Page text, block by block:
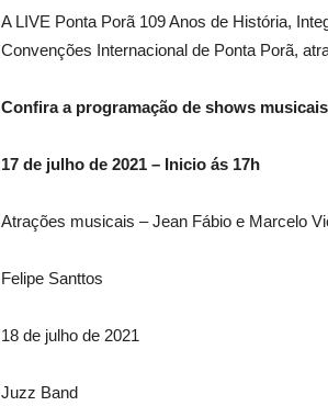
A LIVE Ponta Porã 109 Anos de História,
Convenções Internacional de Ponta Porã,
Confira a programação de shows
17 de julho de 2021 – Inicio ás 17h
Atrações musicais – Jean Fábio e Marcelo
Felipe Santtos
18 de julho de 2021
Juzz Band